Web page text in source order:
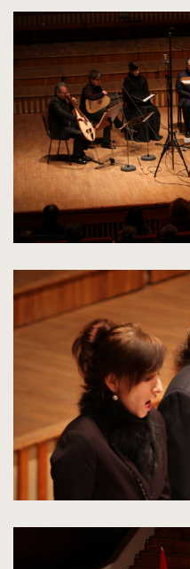
spowoduje
powiększenie
zdjęcia
do
rozmiarów
oryginalnych
spowoduje
powiększenie
zdjęcia
rozmiarów
oryginalnych
spowoduje